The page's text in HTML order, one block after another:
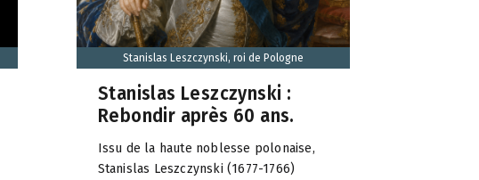
Stanislas Leszczynski, roi de Pologne
Stanislas Leszczynski :
Rebondir après 60 ans.
Issu de la haute noblesse polonaise,
Stanislas Leszczynski (1677-1766)